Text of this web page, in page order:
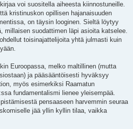
voi suositella aiheesta kiinnostuneille.
kristinuskon opillisen hajanaisuuden
on täysin looginen. Sieltä löytyy
millaisen suodattimen läpi asioita katselee.
toisinajattelijoita yhtä julmasti kuin
Euroopassa, melko maltillinen (mutta
ja pääsääntöisesti hyväksyy
myös esimerkiksi Raamatun
fundamentalismi lienee yleisempää.
pensaaseen harvemmin seuraa
jää yllin kyllin tilaa, vaikka